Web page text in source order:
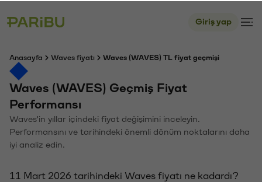
Giriş yap
Anasayfa Waves fiyatı Waves (WAVES) TL fiyat geçmişi
Waves (WAVES) Geçmiş Fiyat
Performansı
Waves'in yıllar içindeki fiyat değişimini inceleyin.
Performansını ve tarihindeki önemli dönüm noktalarını daha
iyi analiz edin.
11 Mart 2026 tarihindeki Waves fiyatı ne kadardı?